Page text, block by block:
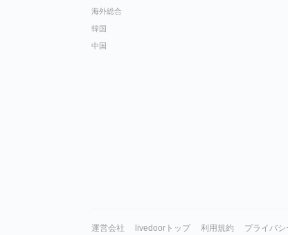
海外総合
韓国
中国
運営会社 livedoorトップ 利用規約 プライバ